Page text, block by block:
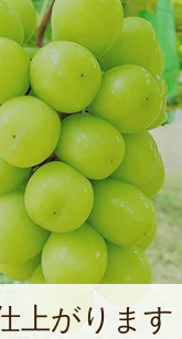
上がります